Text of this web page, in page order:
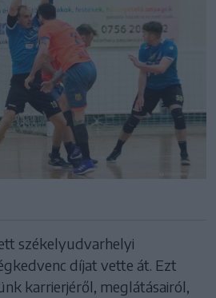
székelyudvarhelyi
díjat vette át. Ezt
karrierjéről, meglátásairól,